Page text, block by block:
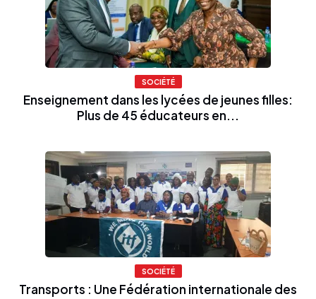
SOCIÉTÉ
Enseignement dans les lycées de jeunes filles:
Plus de 45 éducateurs en...
SOCIÉTÉ
Transports : Une Fédération internationale des